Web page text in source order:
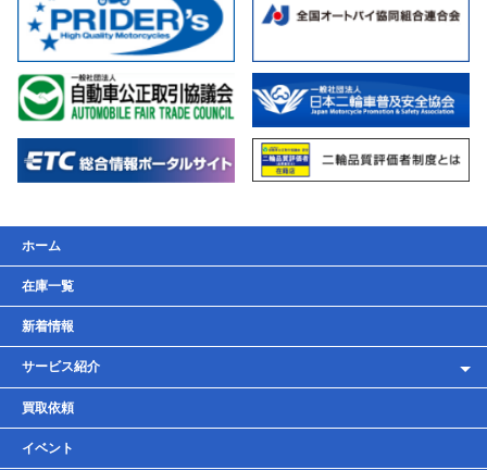
ホーム
在庫一覧
新着情報
サービス紹介
レンタルバイク
車検・点検・整備
買取依頼
イベント